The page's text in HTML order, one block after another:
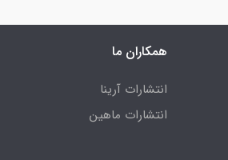
همکاران ما
انتشارات آرینا
انتشارات ماهین